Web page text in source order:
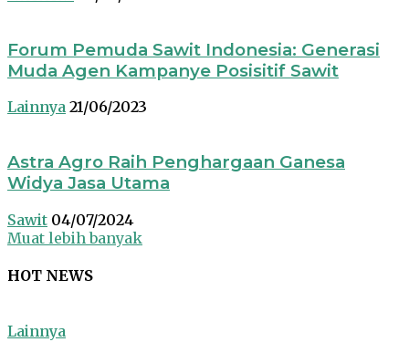
Forum Pemuda Sawit Indonesia: Generasi
Muda Agen Kampanye Posisitif Sawit
Lainnya 21/06/2023
Astra Agro Raih Penghargaan Ganesa
Widya Jasa Utama
Sawit 04/07/2024
Muat lebih banyak
HOT NEWS
Lainnya